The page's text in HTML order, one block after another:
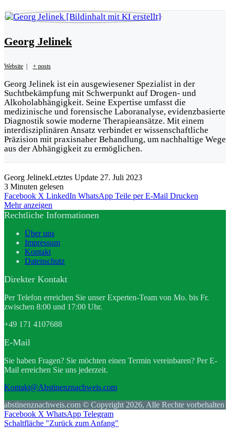
Georg Jelinek
Website + posts
Georg Jelinek ist ein ausgewiesener Spezialist in der
Suchtbekämpfung mit Schwerpunkt auf Drogen- und
Alkoholabhängigkeit. Seine Expertise umfasst die
medizinische und forensische Laboranalyse, evidenzbasierte
Diagnostik sowie moderne Therapieansätze. Mit einem
interdisziplinären Ansatz verbindet er wissenschaftliche
Präzision mit praxisnaher Behandlung, um nachhaltige Wege
aus der Abhängigkeit zu ermöglichen.
Georg JelinekLetztes Update 27. Juli 2023
3 Minuten gelesen
Facebook X LinkedIn WhatsApp Teile per E-Mail Drucken
Mehr anzeigen
Rechtliche Informationen
Über uns
Impressum
Kontakt
Datenschutz
Direkter Kontakt
Per Telefon erreichen Sie unser Experten-Team von Mo. bis Fr.
zwischen 8:00 und 17:00 Uhr.
+49 171 4107688
E-Mail
Sie haben Fragen? Sie möchten einen Termin vereinbaren? Per E-
Mail erreichen Sie uns jederzeit.
Kontakt@Abstinenznachweis.com
abstinenznachweis.com © Copyright 2026, Alle Rechte vorbehalten
Facebook X WhatsApp Telegram
Schaltfläche "Zurück zum Anfang"